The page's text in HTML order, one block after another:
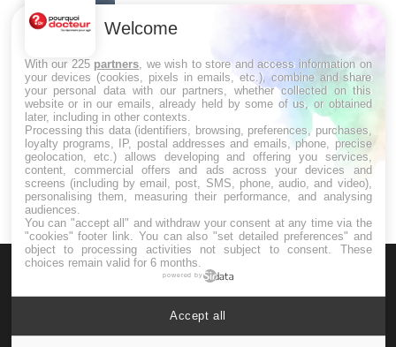
Drépanocytose : une déformation des
globules rouges aux conséquences
Maladie de Charcot (Sclérose latérale
amyotrophique)
Welcome
With our 225 partners , we wish to store and access information on
your devices (cookies, pixels in emails, etc.), combine and share
your personal data with our partners, whether collected on this
website or in our emails, already held by some of us, or obtained
later, including in other contexts.
Processing this data (identifiers, browsing, preferences, purchases,
loyalty programs, IP, postal addresses and emails, phone, precise
geolocation, etc.) allows developing and offering you services,
content, commercial offers and ads across your devices and
screens (including by email, post, SMS, phone, audio, and video),
personalising them, measuring their performance, and analysing
audiences.
You can "accept all" and withdraw your consent at any time via the
"cookies" footer link . You can also "set detailed preferences" and
object to processing activities not subject to consent. These
choices remain valid for 6 months.
powered by
Accept all